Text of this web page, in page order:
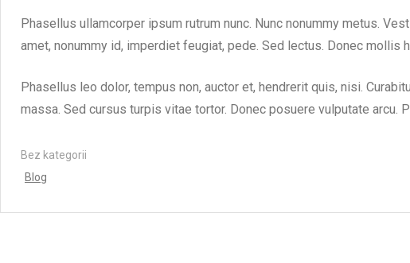
Phasellus ullamcorper ipsum rutrum nunc. Nunc nonummy metus.
amet, nonummy id, imperdiet feugiat, pede. Sed lectus. Donec
Phasellus leo dolor, tempus non, auctor et, hendrerit quis, nisi.
massa. Sed cursus turpis vitae tortor. Donec posuere vulputate arcu.
Bez kategorii
Blog